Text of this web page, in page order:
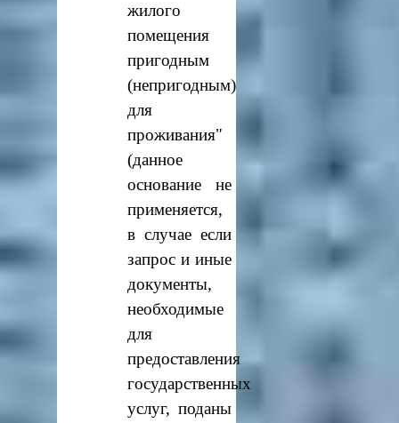
жилого
помещения
пригодным
(непригодным)
для
проживания"
(данное
основание не
применяется,
в случае если
запрос и иные
документы,
необходимые
для
предоставления
государственных
услуг, поданы